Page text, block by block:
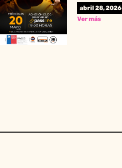
abril 28, 2026
Ver más